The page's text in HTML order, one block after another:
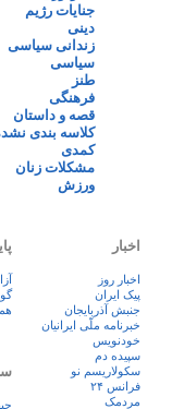
جنایات رژیم
دینی
زندانی سیاسی
سیاسی
طنز
فرهنگی
قصه و داستان
کلاسه بندی
کمدی
مشکلات زنان
ورزش
اخبار
اخبار روز
پيک ايران
جنبش آذربایجان
خبرنامه ملّی ایرانیان
خودنویس
سپیده دم
سکولاریسم نو
فرانس ۲۴
مردمک